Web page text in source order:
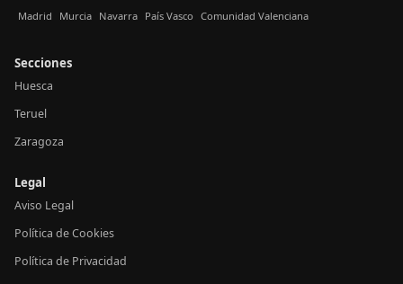
Madrid Murcia Navarra País Vasco Comunidad Valenciana
Secciones
Huesca
Teruel
Zaragoza
Legal
Aviso Legal
Política de Cookies
Política de Privacidad